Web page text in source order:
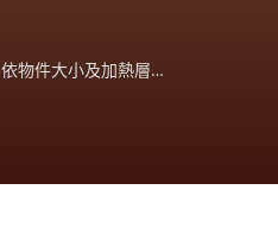
物件大小及加熱層深
、焠火硬化、回火軟